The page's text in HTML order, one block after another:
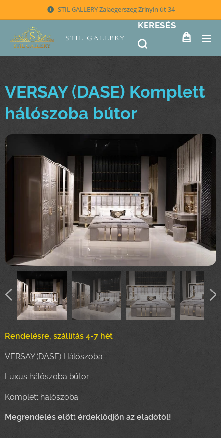
STIL GALLERY Zalaegerszeg Zrínyin út 34
STIL GALLERY
KERESÉS
VERSAY (DASE) Komplett
hálószoba bútor
Rendelésre, szállítás 4-7 hét
VERSAY (DASE) Hálószoba
Luxus hálószoba bútor
Komplett hálószoba
Megrendelés elött érdeklődjön az eladótól!